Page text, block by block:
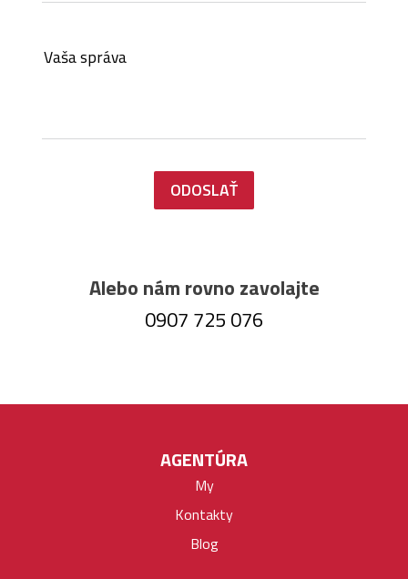
Vaša správa
ODOSLAŤ
Alebo nám rovno zavolajte
0907 725 076
AGENTÚRA
My
Kontakty
Blog